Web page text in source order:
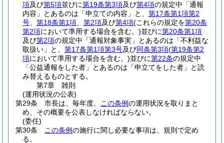
項及び第5項並びに第19条第3項及び第4項の規定中「通報
内容」とあるのは「申立ての内容」と、 第17条第1項第2
号
第18条第1項 第2項及び第4項(これらの規定を第20条
第2項において準用する場合を含む。)並びに第20条第1項
及び第2項の規定中「通報対象事実」とあるのは「不利益な
取扱い」と、 第17条第1項第3号及び同条第3項(第19条第2
項において準用する場合を含む。)並びに第22条の規定中
「公益通報をした者」とあるのは「申立てをした者」と読
み替えるものとする。
第7章
雑則
(運用状況の公表)
第29条
市長は、毎年度、 この条例の運用状況を取りまと
め、その概要を公表しなければならない。
(委任)
第30条
この条例の施行に関し必要な事項は、規則で定め
る。